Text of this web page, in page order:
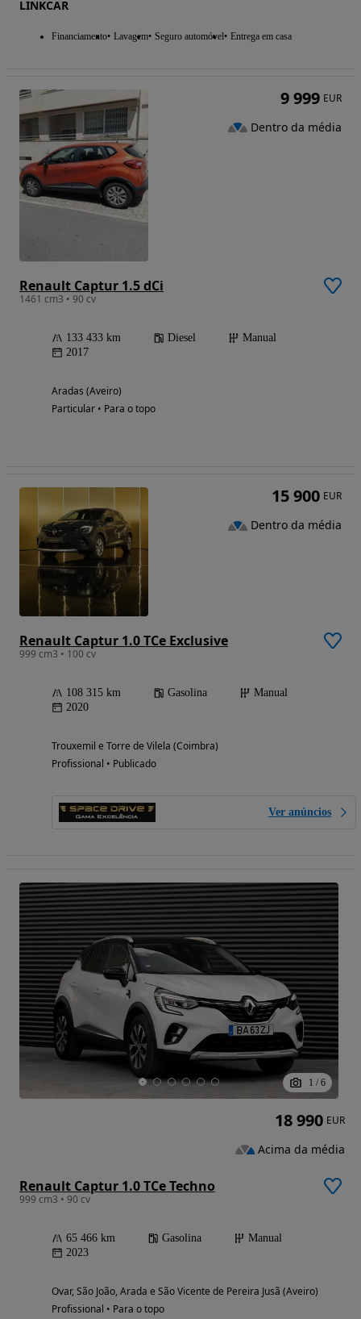
LINKCAR
Financiamento Lavagem Seguro automóvel Entrega em casa
Renault Captur 1.5 dCi
1461 cm3 • 90 cv
133 433 km Diesel
Manual
2017
Aradas (Aveiro)
Particular • Para o topo
9 999 EUR
Dentro da média
Renault Captur 1.0 TCe Exclusive
999 cm3 • 100 cv
108 315 km Gasolina
Manual
2020
Trouxemil e Torre de Vilela (Coimbra)
Profissional • Publicado
Ver anúncios
15 900 EUR
Dentro da média
1 / 6
Renault Captur 1.0 TCe Techno
999 cm3 • 90 cv
65 466 km Gasolina
Manual
2023
Ovar, São João, Arada e São Vicente de Pereira Jusã (Aveiro)
Profissional • Para o topo
18 990 EUR
Acima da média